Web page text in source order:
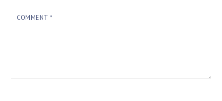
COMMENT *